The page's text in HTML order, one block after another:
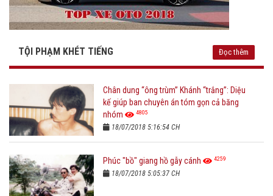
TỘI PHẠM KHÉT TIẾNG Đọc thêm
Chân dung “ông trùm” Khánh “trắng”: Diệu
kế giúp ban chuyên án tóm gọn cả băng
nhóm
4805
18/07/2018 5:16:54 CH
Phúc "bồ" giang hồ gẫy cánh 4259
18/07/2018 5:05:37 CH